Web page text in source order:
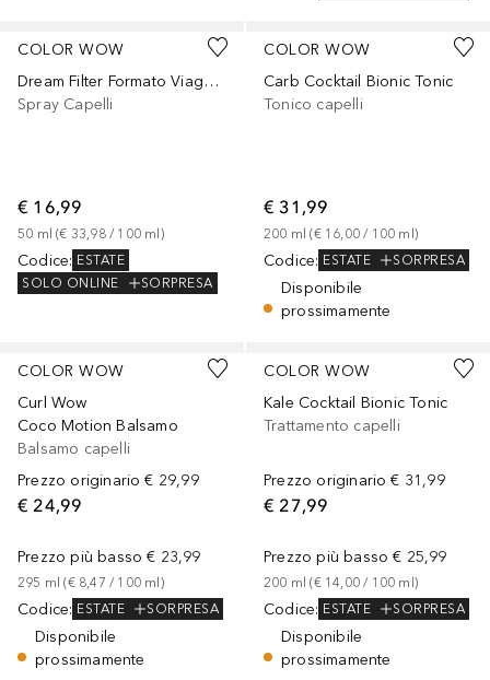
COLOR WOW
Dream Filter Formato Viaggio
Spray Capelli
€ 16,99
50 ml (€ 33,98 / 100 ml)
Codice: ESTATE
SOLO ONLINE
SORPRESA
COLOR WOW
Carb Cocktail Bionic Tonic
Tonico capelli
€ 31,99
200 ml (€ 16,00 / 100 ml)
Codice: ESTATE SORPRESA
Disponibile
prossimamente
COLOR WOW
Curl Wow
Coco Motion Balsamo
Balsamo capelli
Prezzo originario € 29,99
€ 24,99
Prezzo più basso € 23,99
295 ml (€ 8,47 / 100 ml)
Codice: ESTATE SORPRESA
Disponibile
prossimamente
COLOR WOW
Kale Cocktail Bionic Tonic
Trattamento capelli
Prezzo originario € 31,99
€ 27,99
Prezzo più basso € 25,99
200 ml (€ 14,00 / 100 ml)
Codice: ESTATE SORPRESA
Disponibile
prossimamente